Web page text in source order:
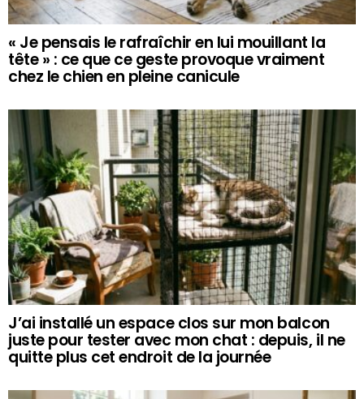
« Je pensais le rafraîchir en lui mouillant la
tête » : ce que ce geste provoque vraiment
chez le chien en pleine canicule
J’ai installé un espace clos sur mon balcon
juste pour tester avec mon chat : depuis, il ne
quitte plus cet endroit de la journée